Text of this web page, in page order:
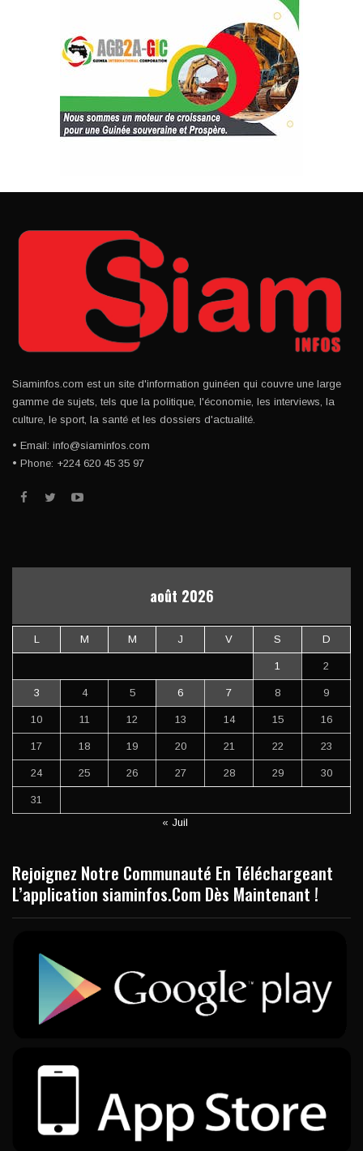
Siaminfos.com est un site d'information guinéen qui couvre une large
gamme de sujets, tels que la politique, l'économie, les interviews, la
culture, le sport, la santé et les dossiers d'actualité.
• Email: info@siaminfos.com
• Phone: +224 620 45 35 97
août 2026
L M M J V S D
1 2
3 4 5 6 7 8 9
10 11 12 13 14 15 16
17 18 19 20 21 22 23
24 25 26 27 28 29 30
31
« Juil
Rejoignez Notre Communauté En Téléchargeant
L’application siaminfos.Com Dès Maintenant !